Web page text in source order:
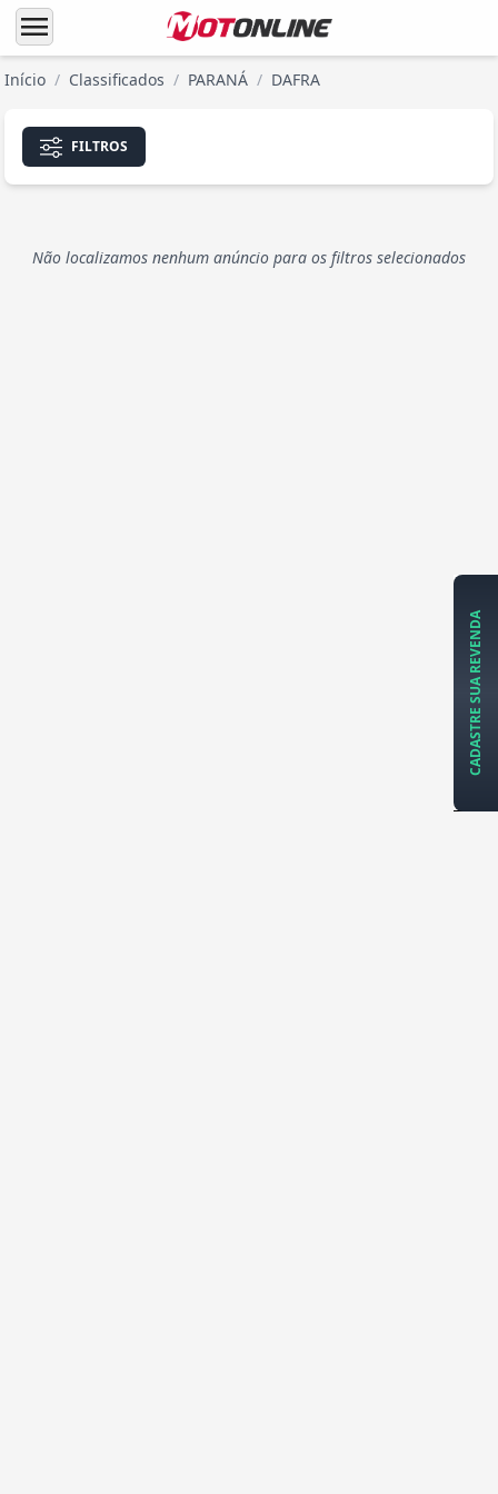
menu
Início / Classificados / PARANÁ / DAFRA
FILTROS
Não localizamos nenhum anúncio para os filtros selecionados
CADASTRE SUA REVENDA